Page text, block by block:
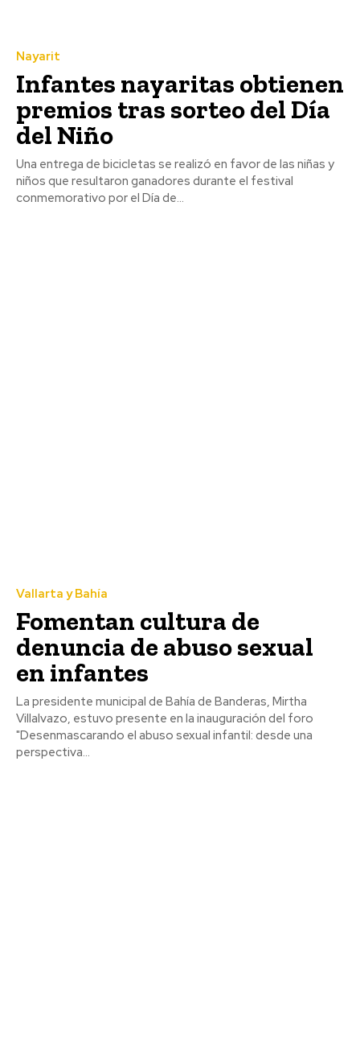
Nayarit
Infantes nayaritas obtienen
premios tras sorteo del Día
del Niño
Una entrega de bicicletas se realizó en favor de las niñas y
niños que resultaron ganadores durante el festival
conmemorativo por el Día de...
Vallarta y Bahía
Fomentan cultura de
denuncia de abuso sexual
en infantes
La presidente municipal de Bahía de Banderas, Mirtha
Villalvazo, estuvo presente en la inauguración del foro
"Desenmascarando el abuso sexual infantil: desde una
perspectiva...